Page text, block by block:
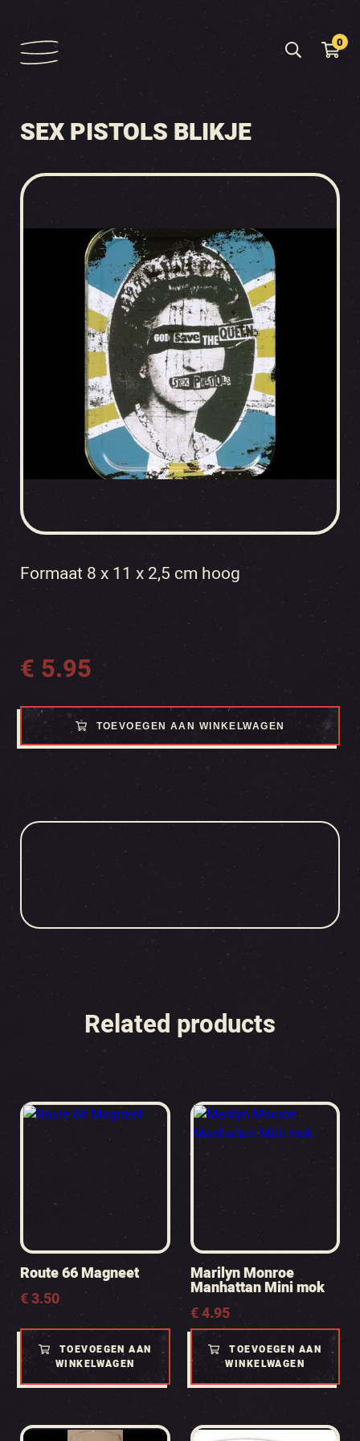
0
SEX PISTOLS BLIKJE
Formaat 8 x 11 x 2,5 cm hoog
€ 5.95
TOEVOEGEN AAN WINKELWAGEN
Related products
Route 66 Magneet
€3.50
TOEVOEGEN AAN
WINKELWAGEN
Marilyn Monroe
Manhattan Mini mok
€4.95
TOEVOEGEN AAN
WINKELWAGEN